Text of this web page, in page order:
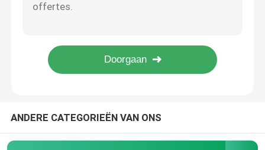
4G Cloud-telefoon
Het Slimme horloge van ECG
ANDERE CATEGORIEËN VAN ONS